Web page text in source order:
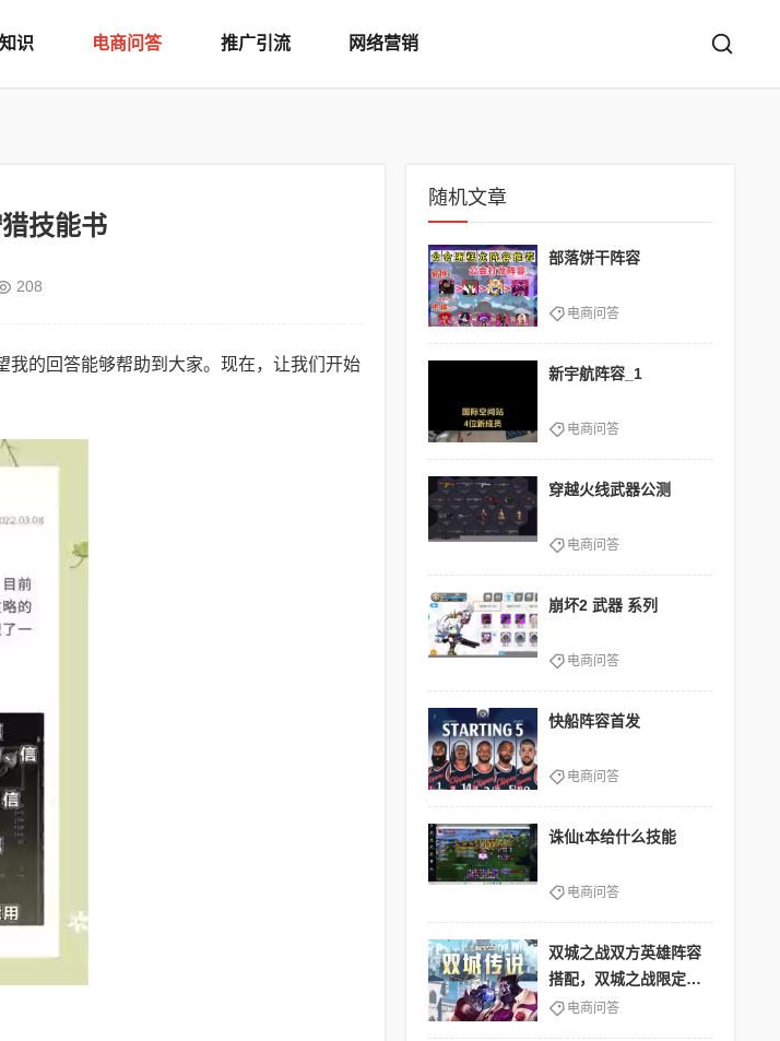
识 电商问答 推广引流 网络营销
技能书
208
的回答能够帮助到大家。现在，让我们开始
随机文章
部落饼干阵容
电商问答
新宇航阵容_1
电商问答
穿越火线武器公测
电商问答
崩坏2 武器 系列
电商问答
快船阵容首发
电商问答
诛仙t本给什么技能
电商问答
双城之战双方英雄阵容
搭配，双城之战限定皮
肤 电商问答